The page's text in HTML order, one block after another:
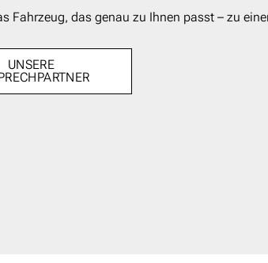
Fahrzeug, das genau zu Ihnen passt – zu
UNSERE